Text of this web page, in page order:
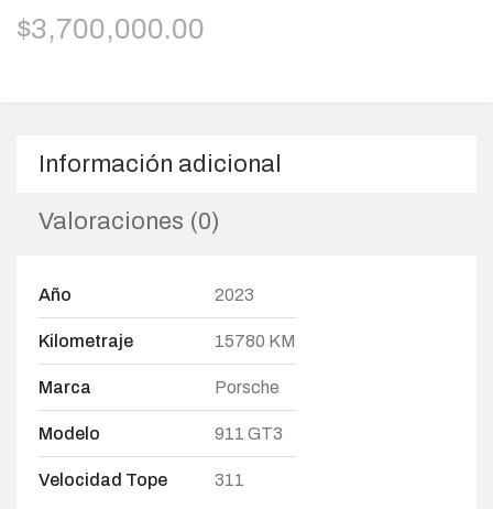
$3,700,000.00
Información adicional
Valoraciones (0)
Año 2023
Kilometraje 15780 KM
Marca Porsche
Modelo 911 GT3
Velocidad Tope 311